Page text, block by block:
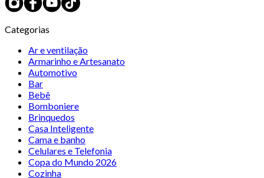
Categorias
Ar e ventilação
Armarinho e Artesanato
Automotivo
Bar
Bebê
Bomboniere
Brinquedos
Casa Inteligente
Cama e banho
Celulares e Telefonia
Copa do Mundo 2026
Cozinha